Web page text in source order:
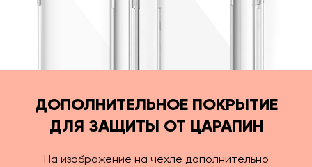
ДОПОЛНИТЕЛЬНОЕ ПОКРЫТИЕ
ДЛЯ ЗАЩИТЫ ОТ ЦАРАПИН
На изображение на чехле дополнительно